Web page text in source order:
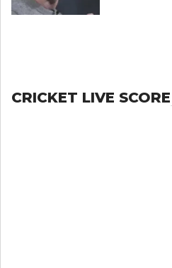
CRICKET LIVE SCORE